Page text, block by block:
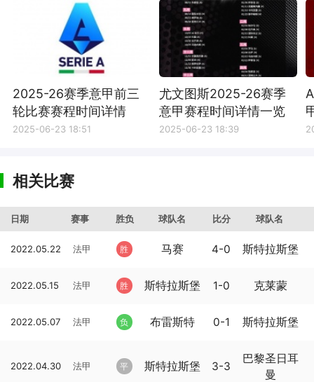
2025-26赛季意甲前三
轮比赛赛程时间详情
2025-06-23 18:51
尤文图斯2025-26赛季
意甲赛程时间详情一览
2025-06-23 18:39
相关比赛
日期 赛事 胜负 球队名 比分 球队名
2022.05.22 法甲 胜 马赛 4-0 斯特拉斯堡
2022.05.15 法甲 胜 斯特拉斯堡 1-0 克莱蒙
2022.05.07 法甲 负 布雷斯特 0-1 斯特拉斯堡
2022.04.30 法甲 平 斯特拉斯堡 3-3
巴黎圣日耳
曼